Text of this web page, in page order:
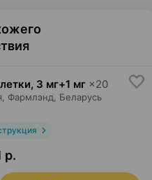
, 3 мг+1 мг ×20
Фармлэнд , Беларусь
р.